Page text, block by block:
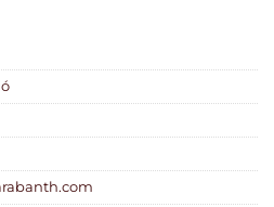
csak a
vonal
Korai,
térkép. /